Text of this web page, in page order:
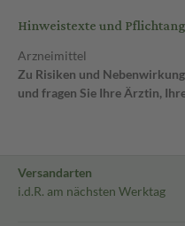
Hinweistexte und
Arzneimittel
Zu Risiken und
und fragen Sie Ihre Ärztin,
Versandarten
i.d.R. am nächsten Werktag